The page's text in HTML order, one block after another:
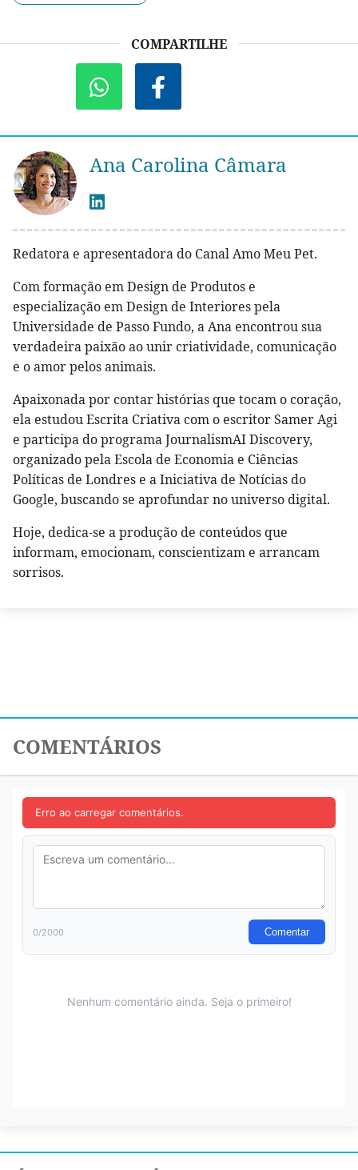
COMPARTILHE
Ana Carolina Câmara
Redatora e apresentadora do Canal Amo Meu Pet.
Com formação em Design de Produtos e
especialização em Design de Interiores pela
Universidade de Passo Fundo, a Ana encontrou sua
verdadeira paixão ao unir criatividade, comunicação
e o amor pelos animais.
Apaixonada por contar histórias que tocam o coração,
ela estudou Escrita Criativa com o escritor Samer Agi
e participa do programa JournalismAI Discovery,
organizado pela Escola de Economia e Ciências
Políticas de Londres e a Iniciativa de Notícias do
Google, buscando se aprofundar no universo digital.
Hoje, dedica-se a produção de conteúdos que
informam, emocionam, conscientizam e arrancam
sorrisos.
COMENTÁRIOS